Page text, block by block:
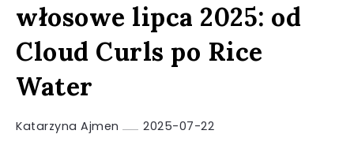
włosowe lipca 2025: od
Cloud Curls po Rice
Water
Katarzyna Ajmen 2025-07-22